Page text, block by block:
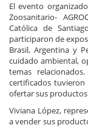
El evento
Zoosanitario-
Católica de
participaron de
Brasil, Argentina y
cuidado ambiental,
temas
certificados
ofertar sus
Viviana López,
a vender sus